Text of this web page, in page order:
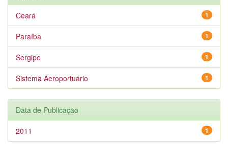
1
Ceará
1
Paraíba
1
Sergipe
1
Sistema Aeroportuário
Data de Publicação
1
2011